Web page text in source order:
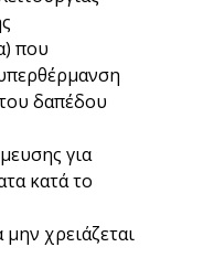
που
δαπέδου
για
κατά το
μην χρειάζεται